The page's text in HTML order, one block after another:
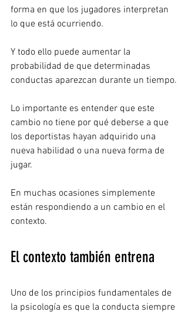
forma en que los jugadores interpretan
lo que está ocurriendo.
Y todo ello puede aumentar la
probabilidad de que determinadas
conductas aparezcan durante un tiempo.
Lo importante es entender que este
cambio no tiene por qué deberse a que
los deportistas hayan adquirido una
nueva habilidad o una nueva forma de
jugar.
En muchas ocasiones simplemente
están respondiendo a un cambio en el
contexto.
El contexto también entrena
Uno de los principios fundamentales de
la psicología es que la conducta siempre